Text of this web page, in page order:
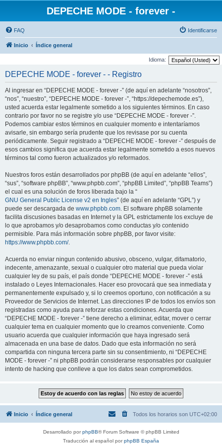
DEPECHE MODE - forever -
FAQ Identificarse
Inicio Índice general
Idioma:
DEPECHE MODE - forever - - Registro
Al ingresar en “DEPECHE MODE - forever -” (de aquí en adelante “nosotros”,
“nos”, “nuestro”, “DEPECHE MODE - forever -”, “https://depechemode.es”),
usted acuerda estar legalmente sometido a los siguientes términos. En caso
contrario por favor no se registre y/o use “DEPECHE MODE - forever -”.
Podemos cambiar estos términos en cualquier momento e intentaríamos
avisarle, sin embargo sería prudente que los revisase por su cuenta
periódicamente. Seguir registrado a “DEPECHE MODE - forever -” después de
esos cambios significa que acuerda estar legalmente sometido a esos nuevos
términos tal como fueron actualizados y/o reformados.
Nuestros foros están desarrollados por phpBB (de aquí en adelante “ellos”,
“sus”, “software phpBB”, “www.phpbb.com”, “phpBB Limited”, “phpBB Teams”)
el cual es una solución de foros liberada bajo la “
GNU General Public License v2 en Ingles” (de aquí en adelante “GPL”) y
puede ser descargada de www.phpbb.com. El software phpBB solamente
facilita discusiones basadas en Internet y la GPL estrictamente los excluye de
lo que aprobamos y/o desaprobamos como conductas y/o contenido
permisible. Para más información sobre phpBB, por favor visite:
https://www.phpbb.com/.
Acuerda no enviar ningun contenido abusivo, obsceno, vulgar, difamatorio,
indecente, amenazante, sexual o cualquier otro material que pueda violar
cualquier ley de su país, el país donde “DEPECHE MODE - forever -” está
instalado o Leyes Internacionales. Hacer eso provocará que sea inmediata y
permanentemente expulsado y, si lo creemos oportuno, con notificación a su
Proveedor de Servicios de Internet. Las direcciones IP de todos los envíos son
registradas como ayuda para reforzar estas condiciones. Acuerda que
“DEPECHE MODE - forever -” tiene derecho a eliminar, editar, mover o cerrar
cualquier tema en cualquier momento que lo creamos conveniente. Como
usuario acuerda que cualquier información que haya ingresado será
almacenada en una base de datos. Dado que esta información no será
compartida con ninguna tercera parte sin su consentimiento, ni “DEPECHE
MODE - forever -” ni phpBB podrán considerarse responsables por cualquier
intento de hacking que conlleve a que los datos sean comprometidos.
Inicio Índice general Todos los horarios son UTC+02:00
Desarrollado porphpBB® Forum Software © phpBB Limited
Traducción al español porphpBB España